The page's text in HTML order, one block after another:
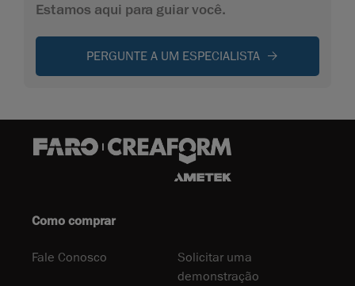
Estamos aqui para guiar você.
PERGUNTE A UM ESPECIALISTA
Como comprar
Fale Conosco
Solicitar uma
demonstração